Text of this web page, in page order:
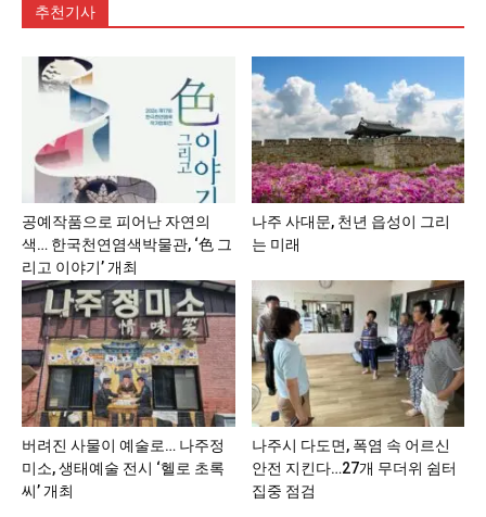
추천기사
공예작품으로 피어난 자연의
색… 한국천연염색박물관, ‘色 그
리고 이야기’ 개최
나주 사대문, 천년 읍성이 그리
는 미래
버려진 사물이 예술로… 나주정
미소, 생태예술 전시 ‘헬로 초록
씨’ 개최
나주시 다도면, 폭염 속 어르신
안전 지킨다…27개 무더위 쉼터
집중 점검